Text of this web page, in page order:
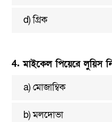
d) গ্রিক
4. মাইকেল পিয়েরে লুয়িস
a) মোজাম্বিক
b) মলদোভা